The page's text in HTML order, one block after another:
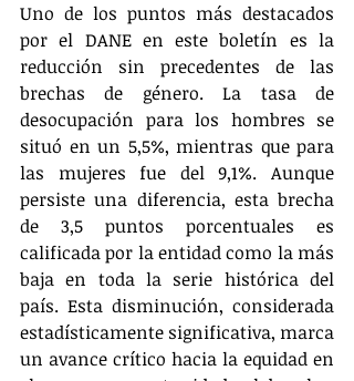
Uno de los puntos más destacados
por el DANE en este boletín es la
reducción sin precedentes de las
brechas de género. La tasa de
desocupación para los hombres se
situó en un 5,5%, mientras que para
las mujeres fue del 9,1%. Aunque
persiste una diferencia, esta brecha
de 3,5 puntos porcentuales es
calificada por la entidad como la más
baja en toda la serie histórica del
país. Esta disminución, considerada
estadísticamente significativa, marca
un avance crítico hacia la equidad en